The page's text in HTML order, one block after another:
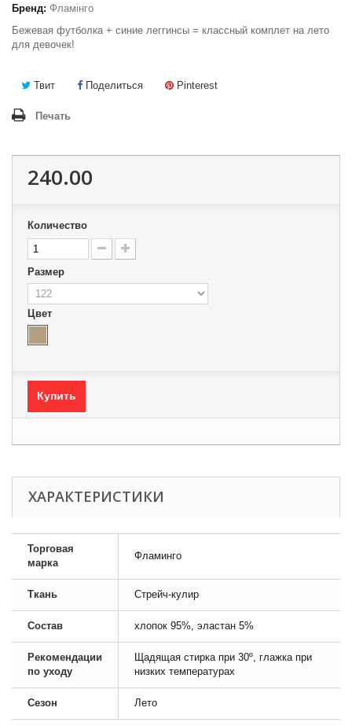
Бренд: Фламінго
Бежевая футболка + синие леггинсы = класcный комплет на лето
для девочек!
Твит Поделиться Pinterest
Печать
240.00
Количество
Размер
Цвет
Купить
ХАРАКТЕРИСТИКИ
Торговая
марка
Фламинго
Ткань Стрейч-кулир
Состав хлопок 95%, эластан 5%
Рекомендации
по уходу
Щадящая стирка при 30º, глажка при
низких температурах
Сезон Лето